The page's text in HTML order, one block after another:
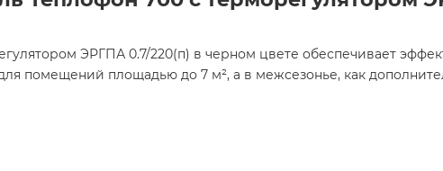
ЭРГПА 0.7/220(п) в черном цвете обеспечивает
помещений площадью до 7 м², а в межсезонье, как